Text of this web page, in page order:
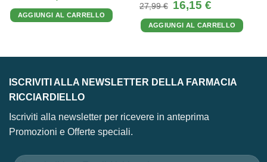
originale
era:
23,90 €.
attuale
è:
14,34 €.
AGGIUNGI AL CARRELLO
27,99€
Il
prezzo
originale
era:
27,99 €.
16,15 €Il
prezzo
attuale
è:
16,15 €.
AGGIUNGI AL CARRELLO
ISCRIVITI ALLA NEWSLETTER DELLA FARMACIA
RICCIARDIELLO
Iscriviti alla newsletter per ricevere in anteprima
Promozioni e Offerte speciali.